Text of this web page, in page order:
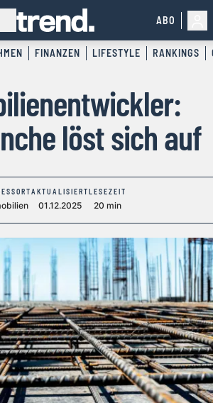
ABO
FINANZEN LIFESTYLE RANKINGS
löst sich auf
AKTUALISIERT
01.12.2025
LESEZEIT
20 min